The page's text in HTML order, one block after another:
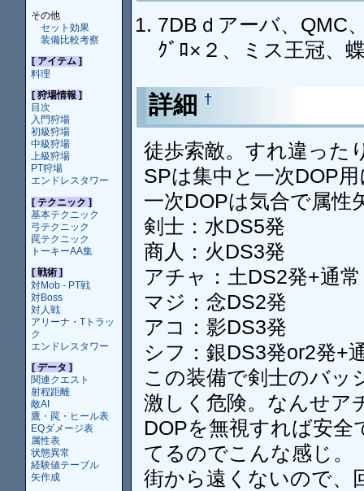
その他
セット効果
装備比較考察
[ アイテム ]
料理
[ 狩場情報 ]
目次
入門狩場
初級狩場
中級狩場
上級狩場
PT狩場
エンドレスタワー
[ テクニック ]
基本テクニック
弓テクニック
罠テクニック
トーキーAA集
[ 戦術 ]
対Mob - PT戦
対Boss
対人戦
アリーナ・Tトラッ
ク
エンドレスタワー
[ データ ]
関連クエスト
射程距離
敵AI
鷹・罠・ヒール表
EQダメージ表
属性表
状態異常
経験値テーブル
矢作成
7DBｄアーバ、QMC
ｸﾞﾛ×２、ミス王冠、
詳細 †
徒歩索敵。すれ違った
SPは集中と一次DOP
一次DOPは気合で属性
剣士：水DS5発
商人：火DS3発
アチャ：土DS2発+通
マジ：念DS2発
アコ：影DS3発
シフ：銀DS3発or2発+
この装備で剣士のバッ
激しく危険。なんせア
DOPを無視すれば安
てるのでこんな感じ。
街から遠くないので、